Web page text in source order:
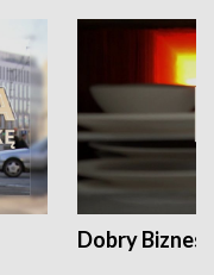
Dobry Biznes